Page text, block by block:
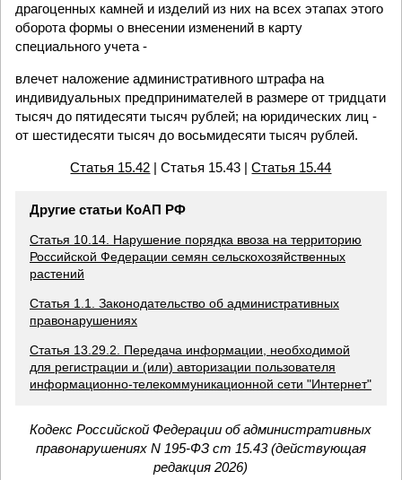
драгоценных камней и изделий из них на всех этапах этого
оборота формы о внесении изменений в карту
специального учета -
влечет наложение административного штрафа на
индивидуальных предпринимателей в размере от тридцати
тысяч до пятидесяти тысяч рублей; на юридических лиц -
от шестидесяти тысяч до восьмидесяти тысяч рублей.
Статья 15.42 | Статья 15.43 |Статья 15.44
Другие статьи КоАП РФ
Статья 10.14. Нарушение порядка ввоза на территорию
Российской Федерации семян сельскохозяйственных
растений
Статья 1.1. Законодательство об административных
правонарушениях
Статья 13.29.2. Передача информации, необходимой
для регистрации и (или) авторизации пользователя
информационно-телекоммуникационной сети "Интернет"
Кодекс Российской Федерации об административных
правонарушениях N 195-ФЗ ст 15.43 (действующая
редакция 2026)